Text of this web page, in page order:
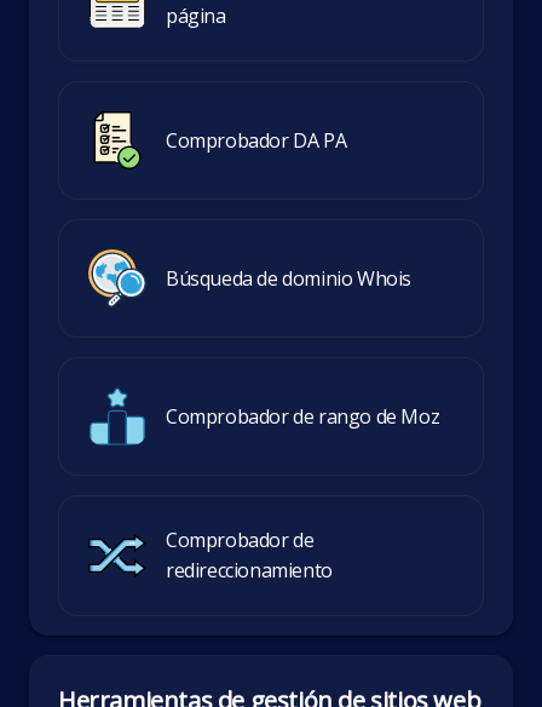
página
Comprobador DA PA
Búsqueda de dominio Whois
Comprobador de rango de Moz
Comprobador de
redireccionamiento
Herramientas de gestión de sitios web